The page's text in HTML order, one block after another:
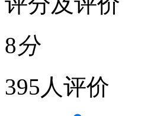
8分
395人评价